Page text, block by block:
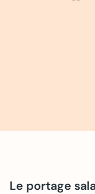
Le portage